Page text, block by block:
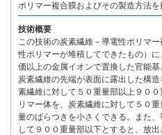
ポリマー複合膜およびその製造方法を
技術概要
この技術の炭素繊維－導電性ポリマ
性ポリマーが堆積してできたもの）
価以上の金属イオンで置換した官能基
炭素繊維の先端が表面に露出した構
素繊維に対して５０重量部以上９０
リマー体を、炭素繊維に対して５０
量のばらつきを小さくできる。また
して９００重量部以下とすると、放